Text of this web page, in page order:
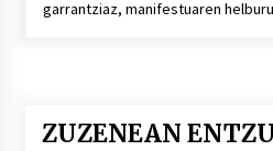
garrantziaz, manifestuaren
ZUZENEAN